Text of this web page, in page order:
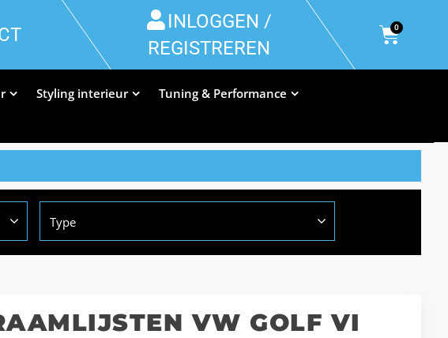
INLOGGEN /
REGISTREREN
0
Styling interieur
Tuning & Performance
Type
VW GOLF VI